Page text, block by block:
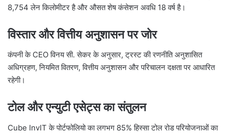
8,754 लेन किलोमीटर है और औसत शेष कंसेशन अवधि 18 वर्ष है।
विस्तार और वित्तीय अनुशासन पर जोर
कंपनी के CEO विनय सी. सेकर के अनुसार, ट्रस्ट की रणनीति अनुशासित
अधिग्रहण, नियमित वितरण, वित्तीय अनुशासन और परिचालन दक्षता पर आधारित
रहेगी।
टोल और एन्युटी एसेट्स का संतुलन
Cube InvIT के पोर्टफोलियो का लगभग 85% हिस्सा टोल रोड परियोजनाओं का